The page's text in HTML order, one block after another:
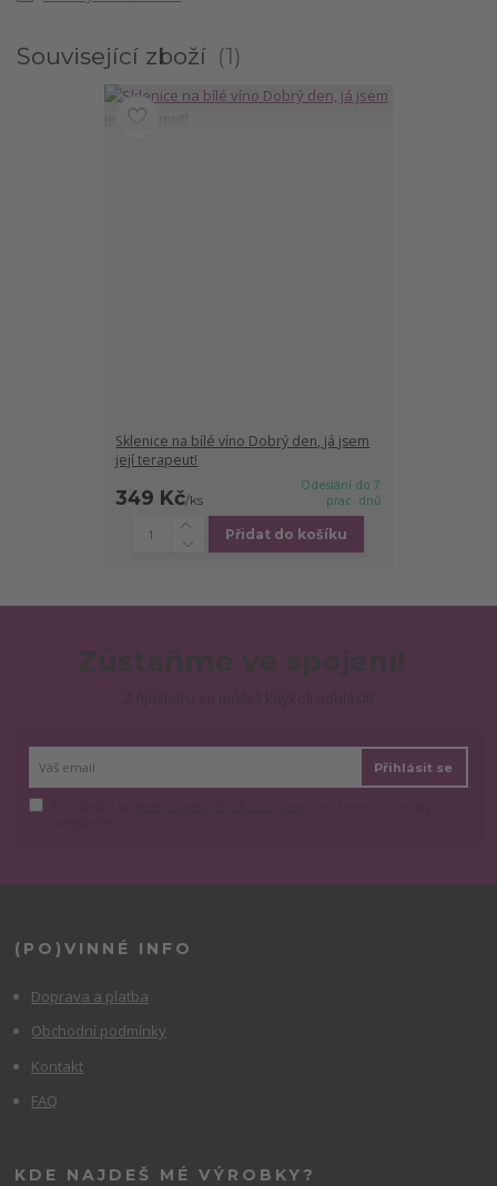
Související zboží 1
Sklenice na bílé víno Dobrý den, já jsem
její terapeut!
349 Kč/ks
Odeslání do 7
prac. dnů
Přidat do košíku
Přihlásit se
(PO)VINNÉ INFO
Doprava a platba
Obchodní podmínky
Kontakt
FAQ
KDE NAJDEŠ MÉ VÝROBKY?